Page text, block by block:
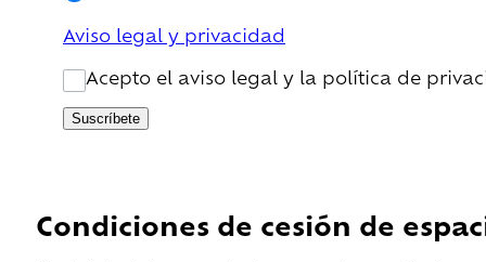
Aviso legal y privacidad
Acepto el aviso legal y la política de
Suscríbete
Condiciones de cesión de